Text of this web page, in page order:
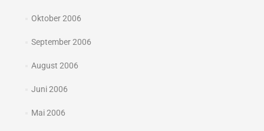
Oktober 2006
September 2006
August 2006
Juni 2006
Mai 2006